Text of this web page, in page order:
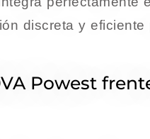
discreta y eficiente
Powest